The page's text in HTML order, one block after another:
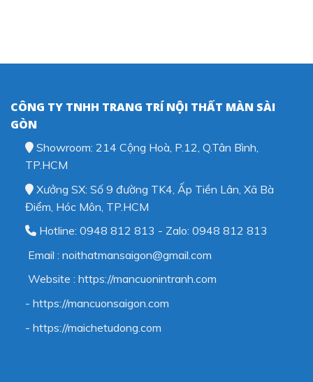
CÔNG TY TNHH TRANG TRÍ NỘI THẤT MÀN SÀI
GÒN
Showroom: 214 Cộng Hoà, P.12, Q.Tân Bình,
TP.HCM
Xưởng SX: Số 9 đường TK4, Ấp Tiền Lân, Xã Bà
Điểm, Hóc Môn, TP.HCM
Hotline: 0948 812 813 - Zalo: 0948 812 813
Email : noithatmansaigon@gmail.com
Website : https://mancuonintranh.com
- https://mancuonsaigon.com
- https://maichetudong.com